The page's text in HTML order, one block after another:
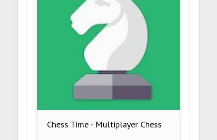
Chess Time - Multiplayer Chess